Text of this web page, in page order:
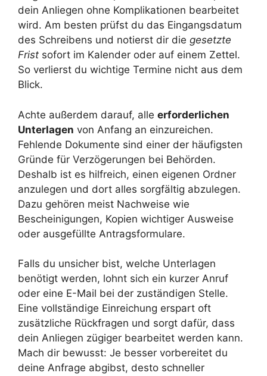
dein Anliegen ohne Komplikationen bearbeitet
wird. Am besten prüfst du das Eingangsdatum
des Schreibens und notierst dir die gesetzte
Frist sofort im Kalender oder auf einem Zettel.
So verlierst du wichtige Termine nicht aus dem
Blick.
Achte außerdem darauf, alle erforderlichen
Unterlagen von Anfang an einzureichen.
Fehlende Dokumente sind einer der häufigsten
Gründe für Verzögerungen bei Behörden.
Deshalb ist es hilfreich, einen eigenen Ordner
anzulegen und dort alles sorgfältig abzulegen.
Dazu gehören meist Nachweise wie
Bescheinigungen, Kopien wichtiger Ausweise
oder ausgefüllte Antragsformulare.
Falls du unsicher bist, welche Unterlagen
benötigt werden, lohnt sich ein kurzer Anruf
oder eine E-Mail bei der zuständigen Stelle.
Eine vollständige Einreichung erspart oft
zusätzliche Rückfragen und sorgt dafür, dass
dein Anliegen zügiger bearbeitet werden kann.
Mach dir bewusst: Je besser vorbereitet du
deine Anfrage abgibst, desto schneller